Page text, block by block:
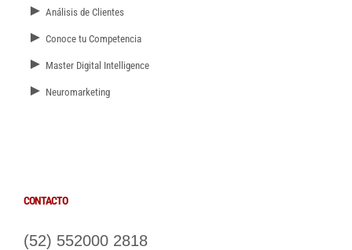
► Análisis de Clientes
► Conoce tu Competencia
► Master Digital Intelligence
► Neuromarketing
CONTACTO
(52) 552000 2818